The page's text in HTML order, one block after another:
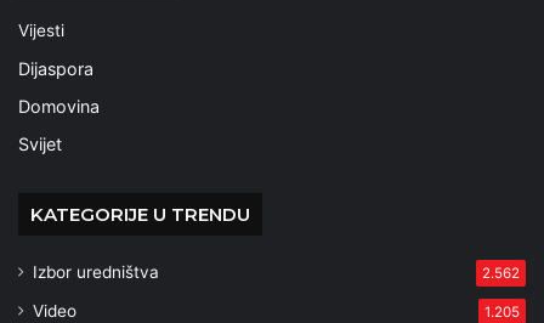
Vijesti
Dijaspora
Domovina
Svijet
KATEGORIJE U TRENDU
Izbor uredništva 2.562
Video 1.205